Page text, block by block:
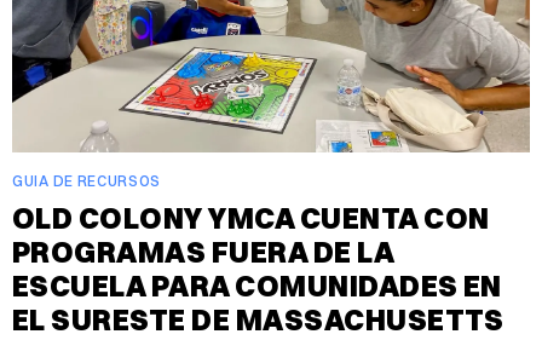
GUIA DE RECURSOS
OLD COLONY YMCA CUENTA CON
PROGRAMAS FUERA DE LA
ESCUELA PARA COMUNIDADES EN
EL SURESTE DE MASSACHUSETTS